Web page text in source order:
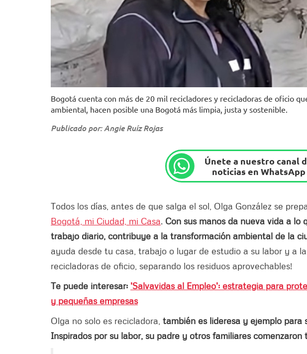
Bogotá cuenta con más de 20 mil recicladores y recicladoras de oficio
ambiental, hacen posible una Bogotá más limpia, justa y sostenible.
Publicado por: Angie Ruíz Rojas
Únete a nuestro canal
noticias en WhatsApp
Todos los días, antes de que salga el sol, Olga González se
Bogotá, mi Ciudad, mi Casa. Con sus manos da nueva vida a lo
trabajo diario, contribuye a la transformación ambiental de la
ayuda desde tu casa, trabajo o lugar de estudio a su labor y a
recicladoras de oficio, separando los residuos aprovechables!
Te puede interesar: 'Salvavidas al Empleo': estrategia para
y pequeñas empresas
Olga no solo es recicladora, también es lideresa y ejemplo para
Inspirados por su labor, su padre y otros familiares comenzaron